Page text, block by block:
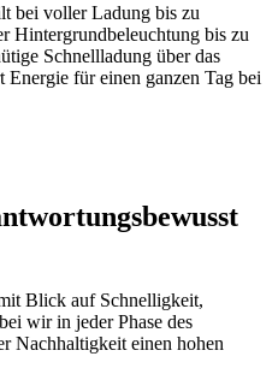
bei voller Ladung bis zu
Hintergrundbeleuchtung bis zu
Schnellladung über das
für einen ganzen Tag bei
Blick auf Schnelligkeit,
wir in jeder Phase des
Nachhaltigkeit einen hohen